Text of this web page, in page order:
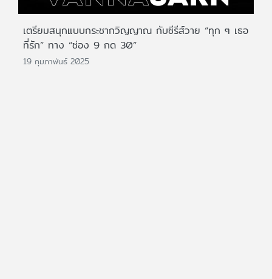
เตรียมสนุกแบบกระชากวิญญาณ กับซีรีส์วาย “ทุก ๆ เธอ
ที่รัก” ทาง “ช่อง 9 กด 30”
19 กุมภาพันธ์ 2025